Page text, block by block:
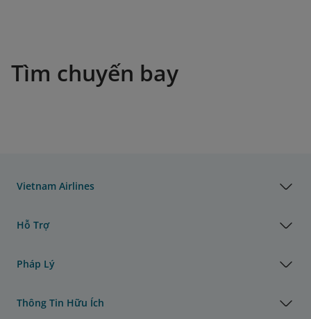
Tìm chuyến bay
Vietnam Airlines
Hỗ Trợ
Pháp Lý
Thông Tin Hữu Ích